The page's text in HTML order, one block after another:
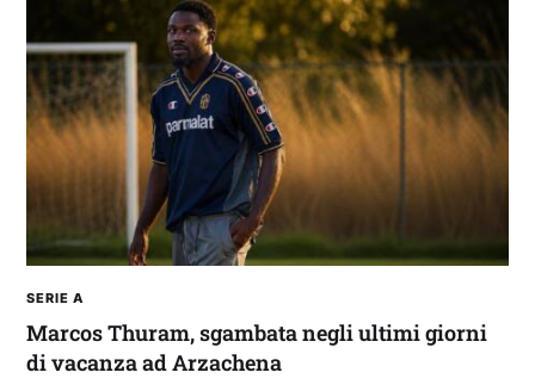
SERIE A
Marcos Thuram, sgambata negli ultimi giorni
di vacanza ad Arzachena